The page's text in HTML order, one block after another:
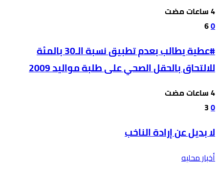
0
6
#عطية يطالب بعدم تطبيق نسبة الـ30 بالمئة
للالتحاق بالحقل الصحي على طلبة مواليد 2009
0
3
لا بديل عن إرادة الناخب
أخبار محليه